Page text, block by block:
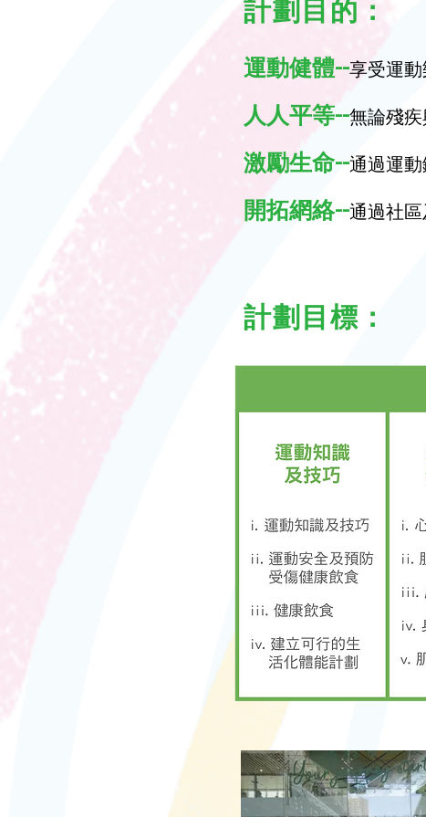
計劃目的：
運動健體--享受運動
人人平等--無論殘疾
激勵生命--通過運動
開拓網絡--通過社區
計劃目標：